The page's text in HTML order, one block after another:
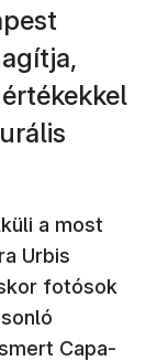
a most
Urbis
fotósok
Capa-